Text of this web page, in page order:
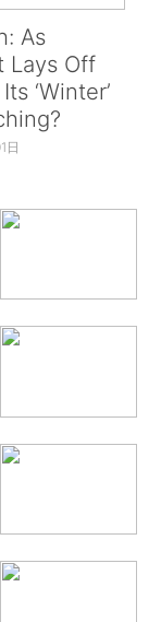
As
Lays Off
‘Winter’
日